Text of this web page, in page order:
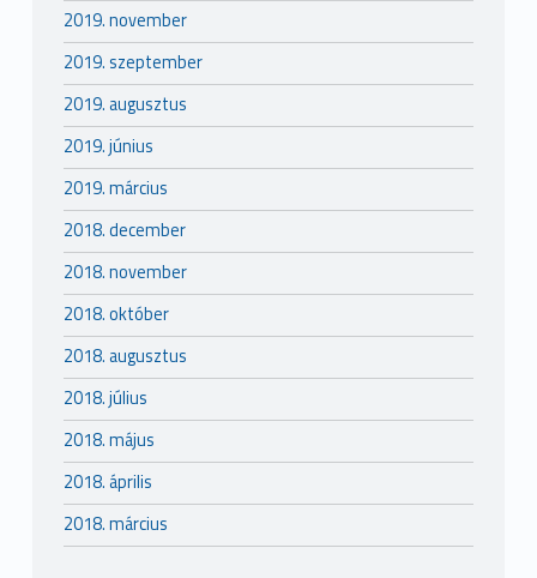
2019. november
2019. szeptember
2019. augusztus
2019. június
2019. március
2018. december
2018. november
2018. október
2018. augusztus
2018. július
2018. május
2018. április
2018. március